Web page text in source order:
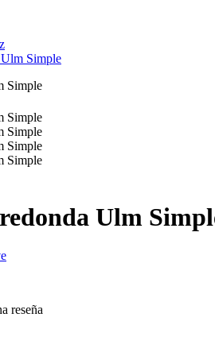
Simple
Ulm
reseña